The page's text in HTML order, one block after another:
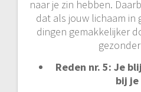
naar je zin hebben.
dat als jouw lichaam in
dingen gemakkelijker
Reden nr. 5: Je
bij je